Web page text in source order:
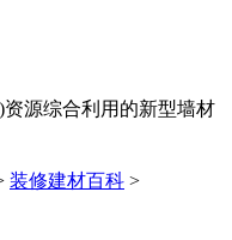
源综合利用的新型墙材
装修建材百科 >